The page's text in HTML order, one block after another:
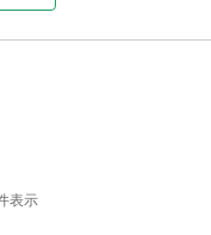
表示